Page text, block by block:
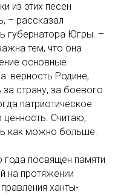
из этих песен
– рассказал
губернатора Югры. –
тем, что она
основные
верность Родине,
страну, за боевого
патриотическое
Считаю,
как можно больше.
года посвящен памяти
на протяжении
ханты-